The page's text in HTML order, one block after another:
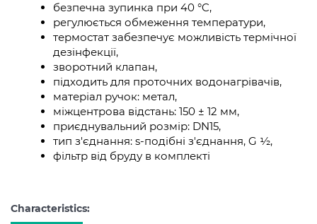
безпечна зупинка при 40 °C,
регулюється обмеження температури,
термостат забезпечує можливість термічної
дезінфекції,
зворотний клапан,
підходить для проточних водонагрівачів,
матеріал ручок: метал,
міжцентрова відстань: 150 ± 12 мм,
приєднувальний розмір: DN15,
тип з'єднання: s-подібні з'єднання, G ½,
фільтр від бруду в комплекті
Characteristics: